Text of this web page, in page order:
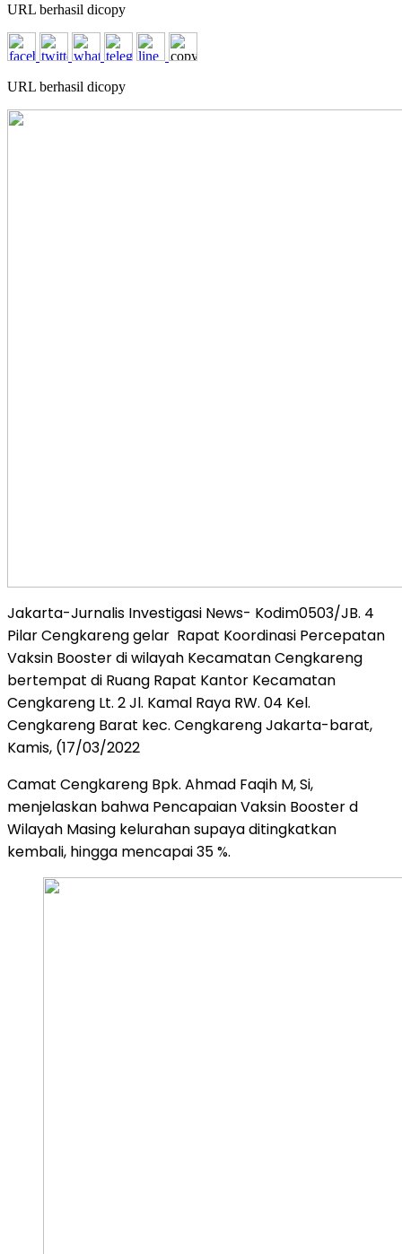
URL berhasil dicopy
URL berhasil dicopy
Jakarta-Jurnalis Investigasi News- Kodim0503/JB. 4
Pilar Cengkareng gelar Rapat Koordinasi Percepatan
Vaksin Booster di wilayah Kecamatan Cengkareng
bertempat di Ruang Rapat Kantor Kecamatan
Cengkareng Lt. 2 Jl. Kamal Raya RW. 04 Kel.
Cengkareng Barat kec. Cengkareng Jakarta-barat,
Kamis, (17/03/2022
Camat Cengkareng Bpk. Ahmad Faqih M, Si,
menjelaskan bahwa Pencapaian Vaksin Booster d
Wilayah Masing kelurahan supaya ditingkatkan
kembali, hingga mencapai 35 %.